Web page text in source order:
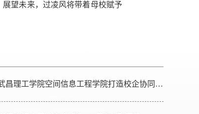
望未来，过凌风将带着母校赋予
产教深融筑高地，武昌理工学院空间信息工程学院打造校企协同育人新范式